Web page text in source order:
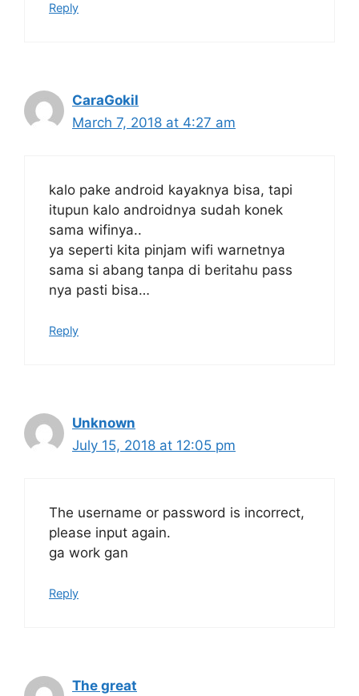
Reply
CaraGokil
March 7, 2018 at 4:27 am
kalo pake android kayaknya bisa, tapi
itupun kalo androidnya sudah konek
sama wifinya..
ya seperti kita pinjam wifi warnetnya
sama si abang tanpa di beritahu pass
nya pasti bisa…
Reply
Unknown
July 15, 2018 at 12:05 pm
The username or password is incorrect,
please input again.
ga work gan
Reply
The great